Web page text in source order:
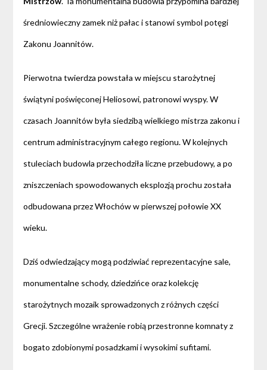
średniowieczny zamek niż pałac i stanowi symbol potęgi
Zakonu Joannitów.
Pierwotna twierdza powstała w miejscu starożytnej
świątyni poświęconej Heliosowi, patronowi wyspy. W
czasach Joannitów była siedzibą wielkiego mistrza zakonu i
centrum administracyjnym całego regionu. W kolejnych
stuleciach budowla przechodziła liczne przebudowy, a po
zniszczeniach spowodowanych eksplozją prochu została
odbudowana przez Włochów w pierwszej połowie XX
wieku.
Dziś odwiedzający mogą podziwiać reprezentacyjne sale,
monumentalne schody, dziedzińce oraz kolekcję
starożytnych mozaik sprowadzonych z różnych części
Grecji. Szczególne wrażenie robią przestronne komnaty z
bogato zdobionymi posadzkami i wysokimi sufitami.